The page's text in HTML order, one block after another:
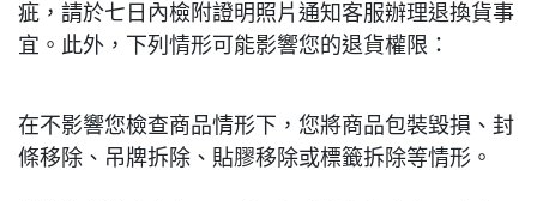
疵，請於七日內檢附證明照片通知客服辦理退換貨事
宜。此外，下列情形可能影響您的退貨權限：
在不影響您檢查商品情形下，您將商品包裝毀損、封
條移除、吊牌拆除、貼膠移除或標籤拆除等情形。